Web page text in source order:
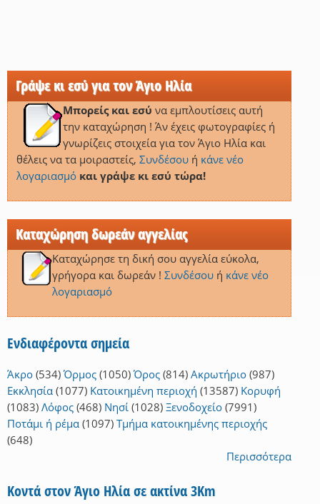
Γράψε κι εσύ για τον Άγιο Ηλία
Μπορείς και εσύ να εμπλουτίσεις αυτή
την καταχώρηση ! Άν έχεις φωτογραφίες ή
γνωρίζεις στοιχεία για τον Άγιο Ηλία και
θέλεις να τα μοιραστείς, Συνδέσουή κάνε νέο
λογαριασμό και γράψε κι εσύ τώρα!
Καταχώρηση δωρεάν αγγελίας
Καταχώρησε τη δική σου αγγελία εύκολα,
γρήγορα και δωρεάν ! Συνδέσουή κάνε νέο
λογαριασμό
Ενδιαφέροντα σημεία
Άκρο (534) Όρμος (1050) Όρος (814) Ακρωτήριο (987)
Εκκλησία (1077) Κατοικημένη περιοχή (13587) Κορυφή
(1083) Λόφος (468) Νησί (1028) Ξενοδοχείο (7991)
Ποτάμι ή ρέμα (1097) Τμήμα κατοικημένης περιοχής
(648)
Περισσότερα
Κοντά στον Άγιο Ηλία σε ακτίνα 3Km